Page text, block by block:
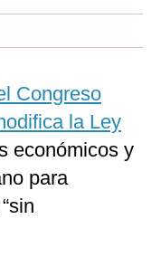
Congreso
la Ley
económicos y
para